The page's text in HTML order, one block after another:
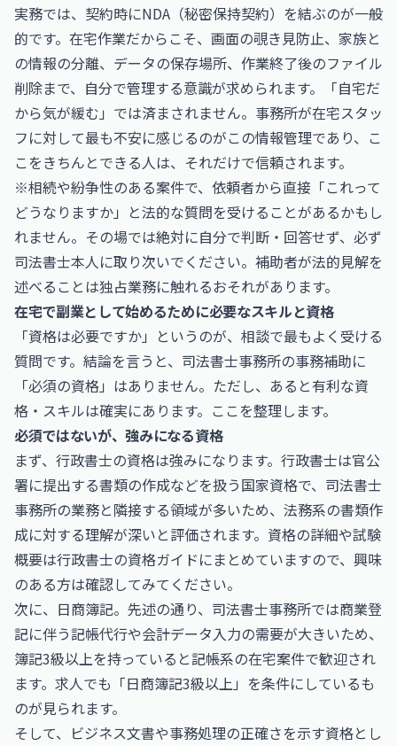
実務では、契約時にNDA（秘密保持契約）を結ぶのが一般
的です。在宅作業だからこそ、画面の覗き見防止、家族と
の情報の分離、データの保存場所、作業終了後のファイル
削除まで、自分で管理する意識が求められます。「自宅だ
から気が緩む」では済まされません。事務所が在宅スタッ
フに対して最も不安に感じるのがこの情報管理であり、こ
こをきちんとできる人は、それだけで信頼されます。
※相続や紛争性のある案件で、依頼者から直接「これって
どうなりますか」と法的な質問を受けることがあるかもし
れません。その場では絶対に自分で判断・回答せず、必ず
司法書士本人に取り次いでください。補助者が法的見解を
述べることは独占業務に触れるおそれがあります。
在宅で副業として始めるために必要なスキルと資格
「資格は必要ですか」というのが、相談で最もよく受ける
質問です。結論を言うと、司法書士事務所の事務補助に
「必須の資格」はありません。ただし、あると有利な資
格・スキルは確実にあります。ここを整理します。
必須ではないが、強みになる資格
まず、行政書士の資格は強みになります。行政書士は官公
署に提出する書類の作成などを扱う国家資格で、司法書士
事務所の業務と隣接する領域が多いため、法務系の書類作
成に対する理解が深いと評価されます。資格の詳細や試験
概要は行政書士の資格ガイドにまとめていますので、興味
のある方は確認してみてください。
次に、日商簿記。先述の通り、司法書士事務所では商業登
記に伴う記帳代行や会計データ入力の需要が大きいため、
簿記3級以上を持っていると記帳系の在宅案件で歓迎され
ます。求人でも「日商簿記3級以上」を条件にしているも
のが見られます。
そして、ビジネス文書や事務処理の正確さを示す資格とし